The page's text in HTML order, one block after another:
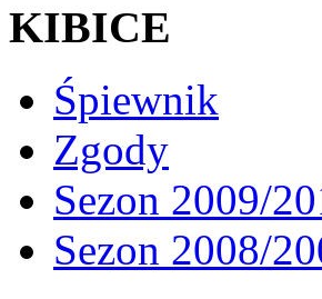
KIBICE
Śpiewnik
Zgody
Sezon 2009/
Sezon 2008/